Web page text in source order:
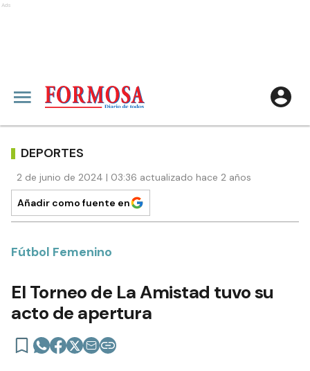
Ads
DEPORTES
2 de junio de 2024 | 03:36 actualizado hace 2 años
Añadir como fuente en
Fútbol Femenino
El Torneo de La Amistad tuvo su
acto de apertura